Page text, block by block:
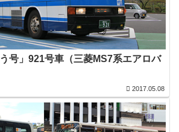
号」921号車（三菱MS7系エアロバ
2017.05.08